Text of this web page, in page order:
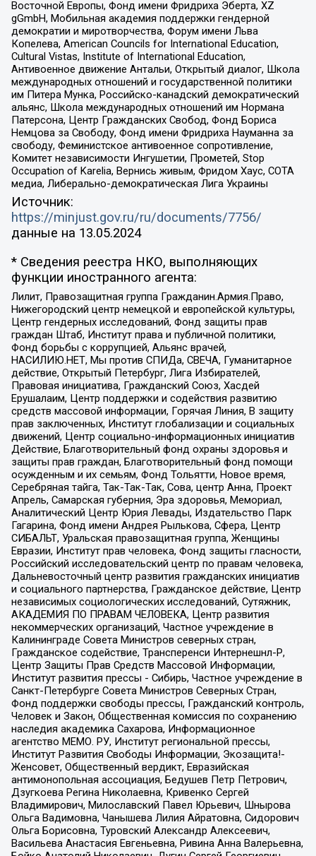
Восточной Европы, Фонд имени Фридриха Эберта, XZ
gGmbH, Мобильная академия поддержки гендерной
демократии и миротворчества, Форум имени Льва
Копелева, American Councils for International Education,
Cultural Vistas, Institute of International Education,
Антивоенное движение Антальи, Открытый диалог, Школа
международных отношений и государственной политики
им Питера Мунка, Российско-канадский демократический
альянс, Школа международных отношений им Нормана
Патерсона, Центр Гражданских Свобод, Фонд Бориса
Немцова за Свободу, Фонд имени Фридриха Науманна за
свободу, Феминистское антивоенное сопротивление,
Комитет независимости Ингушетии, Прометей, Stop
Occupation of Karelia, Вернись живым, Фридом Хаус, СОТА
медиа, Либерально-демократическая Лига Украины
Источник:
https://minjust.gov.ru/ru/documents/7756/
данные на 13.05.2024
* Сведения реестра НКО, выполняющих
функции иностранного агента:
Лилит, Правозащитная группа Гражданин.Армия.Право,
Нижегородский центр немецкой и европейской культуры,
Центр гендерных исследований, Фонд защиты прав
граждан Штаб, Институт права и публичной политики,
Фонд борьбы с коррупцией, Альянс врачей,
НАСИЛИЮ.НЕТ, Мы против СПИДа, СВЕЧА, Гуманитарное
действие, Открытый Петербург, Лига Избирателей,
Правовая инициатива, Гражданский Союз, Хасдей
Ерушалаим, Центр поддержки и содействия развитию
средств массовой информации, Горячая Линия, В защиту
прав заключенных, Институт глобализации и социальных
движений, Центр социально-информационных инициатив
Действие, Благотворительный фонд охраны здоровья и
защиты прав граждан, Благотворительный фонд помощи
осужденным и их семьям, Фонд Тольятти, Новое время,
Серебряная тайга, Так-Так-Так, Сова, центр Анна, Проект
Апрель, Самарская губерния, Эра здоровья, Мемориал,
Аналитический Центр Юрия Левады, Издательство Парк
Гагарина, Фонд имени Андрея Рылькова, Сфера, Центр
СИБАЛЬТ, Уральская правозащитная группа, Женщины
Евразии, Институт прав человека, Фонд защиты гласности,
Российский исследовательский центр по правам человека,
Дальневосточный центр развития гражданских инициатив
и социального партнерства, Гражданское действие, Центр
независимых социологических исследований, Сутяжник,
АКАДЕМИЯ ПО ПРАВАМ ЧЕЛОВЕКА, Центр развития
некоммерческих организаций, Частное учреждение в
Калининграде Совета Министров северных стран,
Гражданское содействие, Трансперенси Интернешнл-Р,
Центр Защиты Прав Средств Массовой Информации,
Институт развития прессы - Сибирь, Частное учреждение в
Санкт-Петербурге Совета Министров Северных Стран,
Фонд поддержки свободы прессы, Гражданский контроль,
Человек и Закон, Общественная комиссия по сохранению
наследия академика Сахарова, Информационное
агентство МЕМО. РУ, Институт региональной прессы,
Институт Развития Свободы Информации, Экозащита!-
Женсовет, Общественный вердикт, Евразийская
антимонопольная ассоциация, Бедушев Петр Петрович,
Дзугкоева Регина Николаевна, Кривенко Сергей
Владимирович, Милославский Павел Юрьевич, Шнырова
Ольга Вадимовна, Чанышева Лилия Айратовна, Сидорович
Ольга Борисовна, Туровский Александр Алексеевич,
Васильева Анастасия Евгеньевна, Ривина Анна Валерьевна,